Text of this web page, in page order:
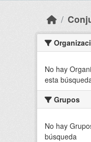
No hay
esta
Grupos
No hay
búsqueda